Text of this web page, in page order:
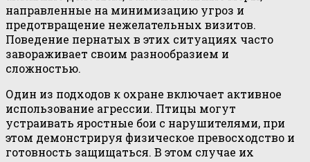
направленные на минимизацию угроз и
предотвращение нежелательных визитов.
Поведение пернатых в этих ситуациях часто
завораживает своим разнообразием и
сложностью.
Один из подходов к охране включает активное
использование агрессии. Птицы могут
устраивать яростные бои с нарушителями, при
этом демонстрируя физическое превосходство и
готовность защищаться. В этом случае их